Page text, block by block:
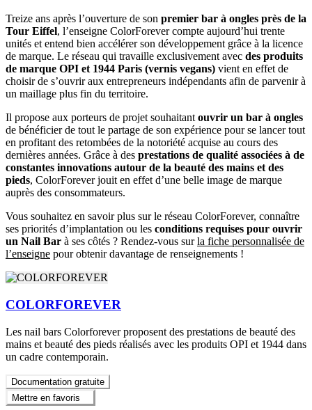
Treize ans après l’ouverture de son premier bar à ongles près de la
Tour Eiffel, l’enseigne ColorForever compte aujourd’hui trente
unités et entend bien accélérer son développement grâce à la licence
de marque. Le réseau qui travaille exclusivement avec des produits
de marque OPI et 1944 Paris (vernis vegans) vient en effet de
choisir de s’ouvrir aux entrepreneurs indépendants afin de parvenir à
un maillage plus fin du territoire.
Il propose aux porteurs de projet souhaitantouvrir un bar à ongles
de bénéficier de tout le partage de son expérience pour se lancer tout
en profitant des retombées de la notoriété acquise au cours des
dernières années. Grâce à des prestations de qualité associées à de
constantes innovations autour de la beauté des mains et des
pieds, ColorForever jouit en effet d’une belle image de marque
auprès des consommateurs.
Vous souhaitez en savoir plus sur le réseau ColorForever, connaître
ses priorités d’implantation ou les conditions requises pour ouvrir
un Nail Bar à ses côtés ? Rendez-vous surla fiche personnalisée de
l’enseigne pour obtenir davantage de renseignements !
COLORFOREVER
Les nail bars Colorforever proposent des prestations de beauté des
mains et beauté des pieds réalisés avec les produits OPI et 1944 dans
un cadre contemporain.
Documentation gratuite
Mettre en favoris